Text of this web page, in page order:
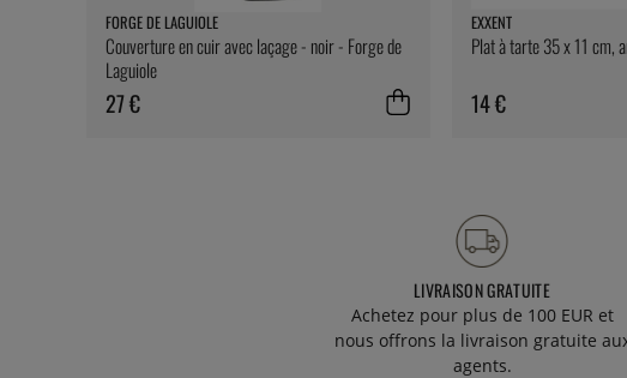
FORGE DE LAGUIOLE
Couverture en cuir avec laçage - noir - Forge de
Laguiole
27 €
EXXENT
Plat à tarte 35 x 11 cm,
14 €
LIVRAISON GRATUITE
Achetez pour plus de 100 EUR et
nous offrons la livraison gratuite
agents.